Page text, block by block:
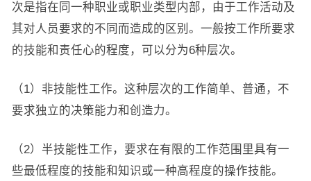
次是指在同一种职业或职业类型内部，由于工作活动及
其对人员要求的不同而造成的区别。一般按工作所要求
的技能和责任心的程度，可以分为6种层次。
（1）非技能性工作。这种层次的工作简单、普通，不
要求独立的决策能力和创造力。
（2）半技能性工作，要求在有限的工作范围里具有一
些最低程度的技能和知识或一种高程度的操作技能。